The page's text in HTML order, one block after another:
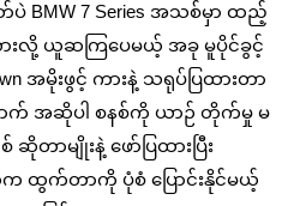
ပဲ BMW 7 Series အသစ်မှာ ထည့်
လားလို့ ယူဆကြပေမယ့် အခု မူပိုင်ခွင့်
အမိုးဖွင့် ကားနဲ့ သရုပ်ပြထားတာ
က် အဆိုပါ စနစ်ကို ယာဉ် တိုက်မှု မ
ဆိုတာမျိုးနဲ့ ဖော်ပြထားပြီး
ထွက်တာကို ပုံစံ ပြောင်းနိုင်မယ့်